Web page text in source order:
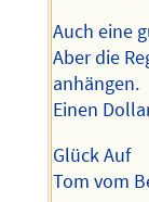
Auch eine
Aber die
anhängen.
Einen
Glück Auf
Tom vom